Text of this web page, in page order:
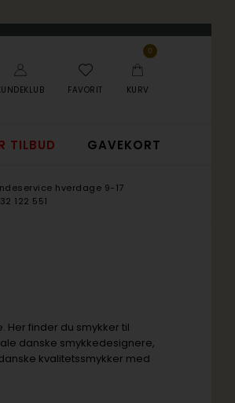
FAVORIT
0
KURV
TILBUD GAVEKORT
hverdage 9-17
122 551
Her finder du smykker til
danske smykkedesignere,
kvalitetssmykker med